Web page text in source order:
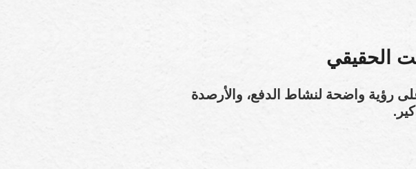
الحقيقي
رؤية واضحة لنشاط الدفع، والأرصدة